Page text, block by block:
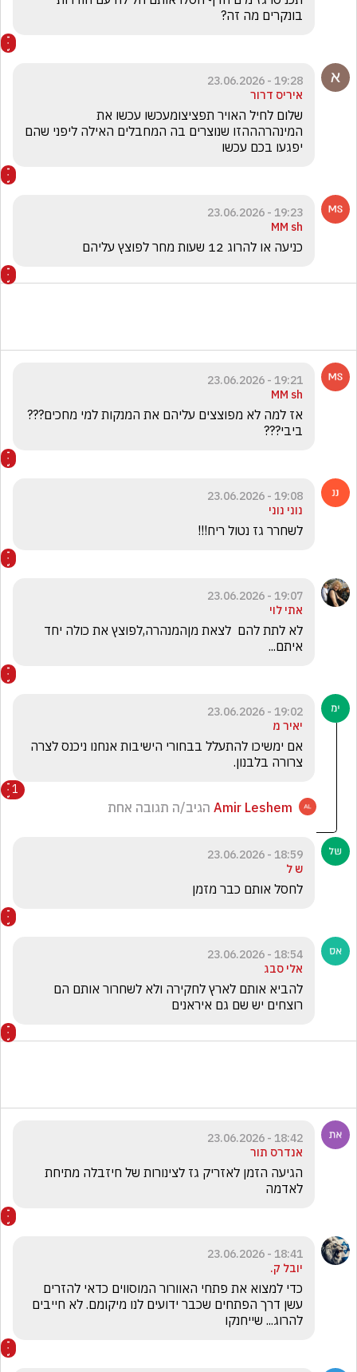
בונקרים מה זה?
19:28 - 23.06.2026
איריס דרור
יפגעו בכם עכשו
19:23 - 23.06.2026
MM sh
כניעה או להרוג 12 שעות מחר לפוצץ עליהם
19:21 - 23.06.2026
MM sh
ביבי???
19:08 - 23.06.2026
נוני נוני
לשחרר גז נטול ריח!!!
19:07 - 23.06.2026
אתי לוי
איתם...
19:02 - 23.06.2026
יאיר מ
צרורה בלבנון.
1
Amir Leshem הגיב/ה תגובה אחת
18:59 - 23.06.2026
ש ל
לחסל אותם כבר מזמן
18:54 - 23.06.2026
אלי סבג
רוצחים יש שם גם איראנים
18:42 - 23.06.2026
אנדרס תור
לאדמה
18:41 - 23.06.2026
יובל ק.
להרוג... שייחנקו